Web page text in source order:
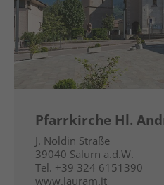
Pfarrkirche Hl.
J. Noldin Straße
39040 Salurn a.d.W.
Tel. +39 324 6151390
www.lauram.it